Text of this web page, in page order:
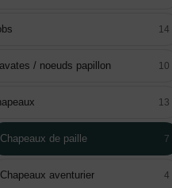
14
/ noeuds papillon 10
13
Chapeaux de paille 7
Chapeaux aventurier 4